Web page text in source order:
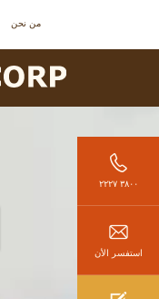
من نحن
٣٨٠٠ ٢٢٢٧
استفسر الأن